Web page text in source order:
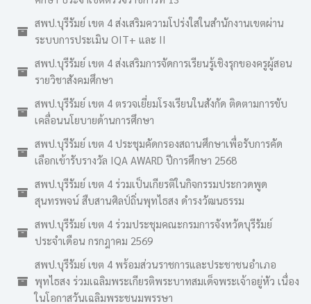
สพป.บุรีรัมย์ เขต 4 ส่งเสริมความโปร่งใสในสำนักงานเขตผ่าน
ระบบการประเมิน OIT+ และ II
สพป.บุรีรัมย์ เขต 4 ส่งเสริมการจัดการเรียนรู้เชิงรุกของครูผู้สอน
รายวิชาสังคมศึกษา
สพป.บุรีรัมย์ เขต 4 ตรวจเยี่ยมโรงเรียนในสังกัด ติดตามการขับ
เคลื่อนนโยบายด้านการศึกษา
สพป.บุรีรัมย์ เขต 4 ประชุมคัดกรองสถานศึกษาเพื่อรับการคัด
เลือกเข้ารับรางวัล IQA AWARD ปีการศึกษา 2568
สพป.บุรีรัมย์ เขต 4 ร่วมเป็นเกียรติในกิจกรรมประกวดพูด
สุนทรพจน์ สืบสานศิลป์ถิ่นพุทไธสง ดำรงวัฒนธรรม
สพป.บุรีรัมย์ เขต 4 ร่วมประชุมคณะกรมการจังหวัดบุรีรัมย์
ประจำเดือน กรกฎาคม 2569
สพป.บุรีรัมย์ เขต 4 พร้อมส่วนราชการและประชาชนอำเภอ
พุทไธสง ร่วมเฉลิมพระเกียรติพระบาทสมเด็จพระเจ้าอยู่หัว เนื่อง
ในโอกาสวันเฉลิมพระชนมพรรษา